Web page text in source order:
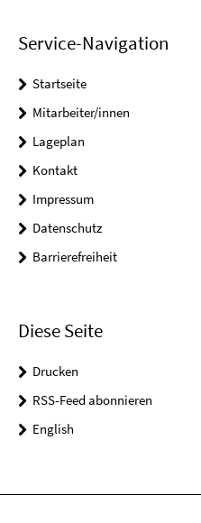
Service-Navigation
Startseite
Mitarbeiter/innen
Lageplan
Kontakt
Impressum
Datenschutz
Barrierefreiheit
Diese Seite
Drucken
RSS-Feed abonnieren
English